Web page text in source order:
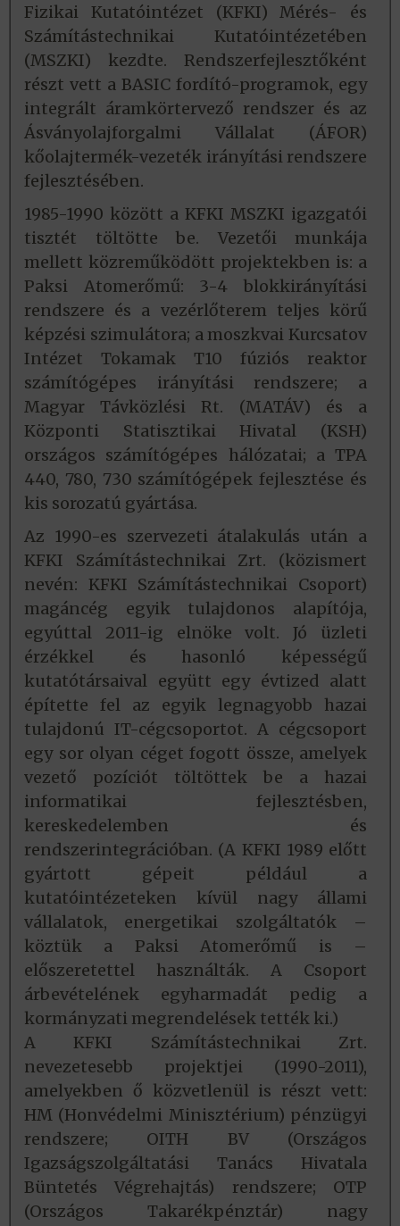
Fizikai Kutatóintézet (KFKI) Mérés- és
Számítástechnikai Kutatóintézetében
(MSZKI) kezdte. Rendszerfejlesztőként
részt vett a BASIC fordító-programok, egy
integrált áramkörtervező rendszer és az
Ásványolajforgalmi Vállalat (ÁFOR)
kőolajtermék-vezeték irányítási rendszere
fejlesztésében.
1985-1990 között a KFKI MSZKI igazgatói
tisztét töltötte be. Vezetői munkája
mellett közreműködött projektekben is: a
Paksi Atomerőmű: 3-4 blokkirányítási
rendszere és a vezérlőterem teljes körű
képzési szimulátora; a moszkvai Kurcsatov
Intézet Tokamak T10 fúziós reaktor
számítógépes irányítási rendszere; a
Magyar Távközlési Rt. (MATÁV) és a
Központi Statisztikai Hivatal (KSH)
országos számítógépes hálózatai; a TPA
440, 780, 730 számítógépek fejlesztése és
kis sorozatú gyártása.
Az 1990-es szervezeti átalakulás után a
KFKI Számítástechnikai Zrt. (közismert
nevén: KFKI Számítástechnikai Csoport)
magáncég egyik tulajdonos alapítója,
egyúttal 2011-ig elnöke volt. Jó üzleti
érzékkel és hasonló képességű
kutatótársaival együtt egy évtized alatt
építette fel az egyik legnagyobb hazai
tulajdonú IT-cégcsoportot. A cégcsoport
egy sor olyan céget fogott össze, amelyek
vezető pozíciót töltöttek be a hazai
informatikai fejlesztésben,
kereskedelemben és
rendszerintegrációban. (A KFKI 1989 előtt
gyártott gépeit például a
kutatóintézeteken kívül nagy állami
vállalatok, energetikai szolgáltatók –
köztük a Paksi Atomerőmű is –
előszeretettel használták. A Csoport
árbevételének egyharmadát pedig a
kormányzati megrendelések tették ki.)
A KFKI Számítástechnikai Zrt.
nevezetesebb projektjei (1990-2011),
amelyekben ő közvetlenül is részt vett:
HM (Honvédelmi Minisztérium) pénzügyi
rendszere; OITH BV (Országos
Igazságszolgáltatási Tanács Hivatala
Büntetés Végrehajtás) rendszere; OTP
(Országos Takarékpénztár) nagy